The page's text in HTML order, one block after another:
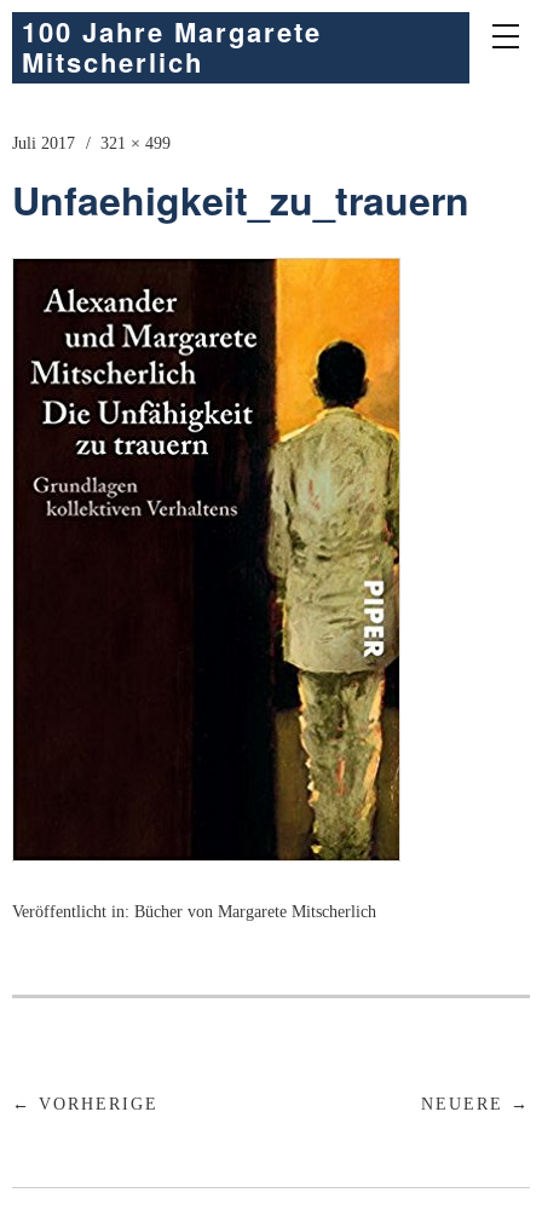
100 Jahre Margarete
Mitscherlich
Juli 2017 321 × 499
Unfaehigkeit_zu_trauern
Veröffentlicht in: Bücher von Margarete Mitscherlich
← VORHERIGE NEUERE →